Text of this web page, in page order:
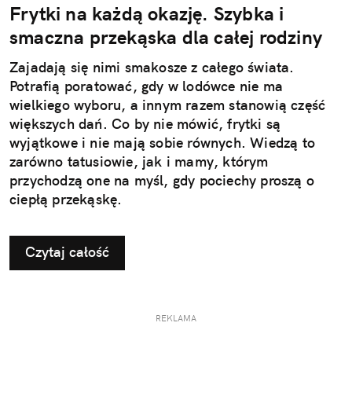
Frytki na każdą okazję. Szybka i
smaczna przekąska dla całej rodziny
Zajadają się nimi smakosze z całego świata.
Potrafią poratować, gdy w lodówce nie ma
wielkiego wyboru, a innym razem stanowią część
większych dań. Co by nie mówić, frytki są
wyjątkowe i nie mają sobie równych. Wiedzą to
zarówno tatusiowie, jak i mamy, którym
przychodzą one na myśl, gdy pociechy proszą o
ciepłą przekąskę.
Czytaj całość
REKLAMA